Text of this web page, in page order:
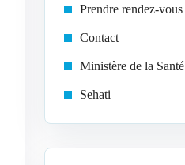
Prendre rendez-vous
Contact
Ministère de la Santé
Sehati